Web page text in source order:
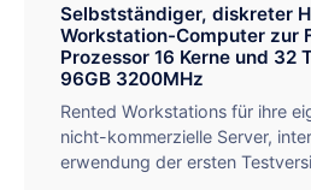
Reihenfolge der Bilder frei
d die
l) festlegen, der Vorgang ist in
zu erledigen. Keine
allieren, öffnen Sie die
kann, geeignet für die
Bilder, E-Commerce-
Selbstständiger, diskreter
Workstation-Computer zur
Prozessor 16 Kerne und 32
96GB 3200MHz
Rented Workstations für ihre
nicht-kommerzielle Server,
erwendung der ersten